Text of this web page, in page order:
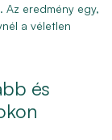
eredmény egy,
a véletlen
és